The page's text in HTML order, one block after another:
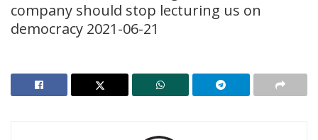
company should stop lecturing us on
democracy 2021-06-21